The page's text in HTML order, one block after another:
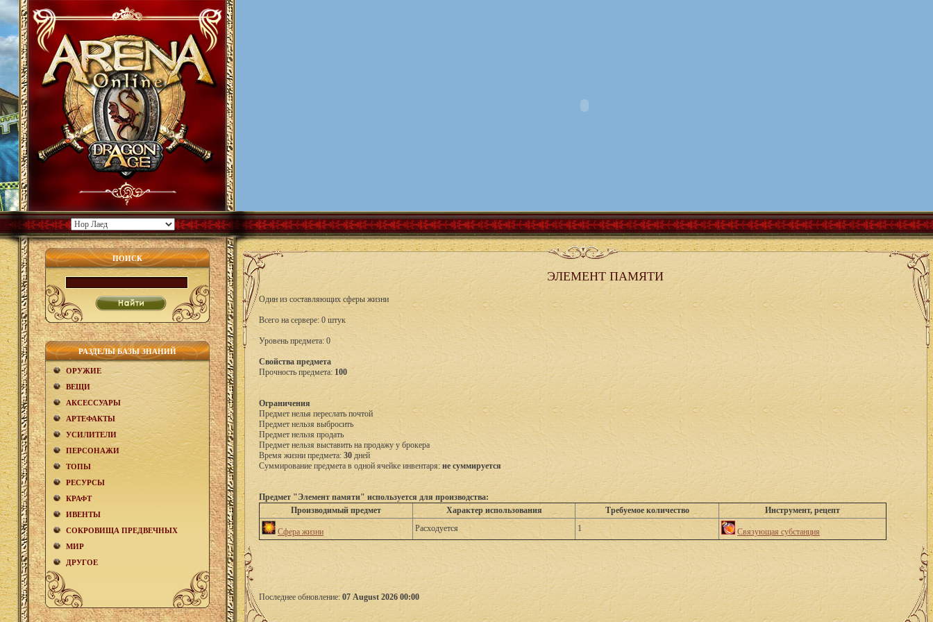
ПОИСК
РАЗДЕЛЫ БАЗЫ ЗНАНИЙ
ОРУЖИЕ
ВЕЩИ
АКCЕСCУАРЫ
АРТЕФАКТЫ
УСИЛИТЕЛИ
ПЕРСОНАЖИ
ТОПЫ
РЕСУРСЫ
КРАФТ
ИВЕНТЫ
СОКРОВИЩА ПРЕДВЕЧНЫХ
МИР
ДРУГОЕ
ЭЛЕМЕНТ ПАМЯТИ
Один из составляющих сферы жизни
Всего на сервере: 0 штук
Уровень предмета: 0
Свойства предмета
Прочность предмета: 100
Ограничения
Предмет нелья переслать почтой
Предмет нельзя выбросить
Предмет нельзя продать
Предмет нельзя выставить на продажу у брокера
Время жизни предмета: 30дней
Суммирование предмета в одной ячейке инвентаря: не суммируется
Предмет "Элемент памяти" используется для производства:
Производимый предмет
Характер использования Требуемое количество Инструмент, рецепт
Сфера жизни Расходуется 1 Связующая субстанция
Последнее обновление: 07 August 2026 00:00